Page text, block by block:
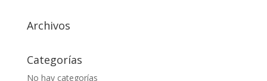
Archivos
Categorías
No hay categorías